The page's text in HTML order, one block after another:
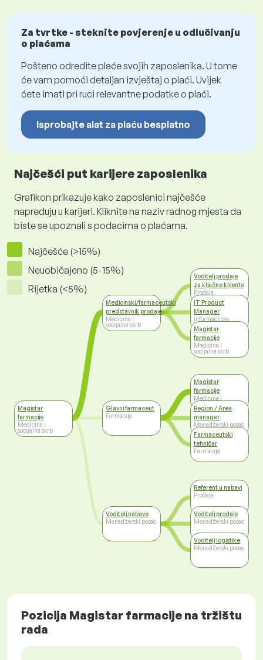
Za tvrtke - steknite povjerenje u odlučivanju
o plaćama
Pošteno odredite plaće svojih zaposlenika. U tome
će vam pomoći detaljan izvještaj o plaći. Uvijek
ćete imati pri ruci relevantne podatke o plaći.
Isprobajte alat za plaću besplatno
Najčešći put karijere zaposlenika
Grafikon prikazuje kako zaposlenici najčešće
napreduju u karijeri. Kliknite na naziv radnog mjesta da
biste se upoznali s podacima o plaćama.
Najčešće (>15%)
Neuobičajeno (5-15%)
Rijetka (<5%)
Magistar
farmacije
Medicina i
socijalna skrb
Medicinski/farmaceutski
predstavnik prodaje
Medicina i
socijalna skrb
Glavni farmaceut
Farmacija
Voditelj nabave
Menadžerski posao
Voditelj prodaje
za ključne klijente
Prodaja
IT Product
Manager
Informacijske
tehnologije
Magistar
farmacije
Medicina i
socijalna skrb
Magistar
farmacije
Medicina i
socijalna skrb
Region / Area
manager
Menadžerski posao
Farmaceutski
tehničar
Farmacija
Referent u nabavi
Prodaja
Voditelj prodaje
Menadžerski posao
Voditelj logistike
Menadžerski posao
Pozicija Magistar farmacije na tržištu
rada